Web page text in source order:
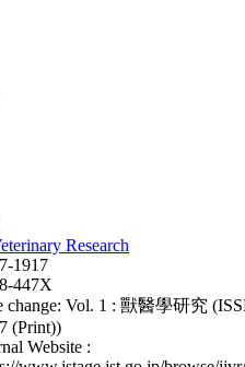
Research
1917
447X
change: Vol. 1 : 獸醫學研究
(Print))
Website :